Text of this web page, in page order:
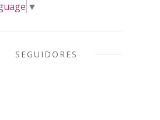
▼
SEGUIDORES